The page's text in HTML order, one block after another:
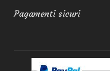
Pagamenti sicuri